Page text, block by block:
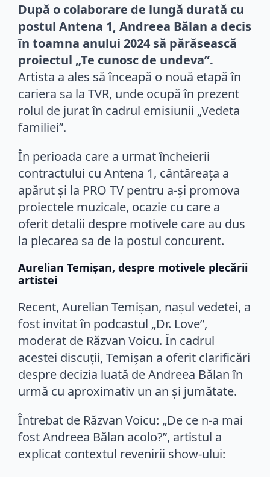
După o colaborare de lungă durată cu
postul Antena 1, Andreea Bălan a decis
în toamna anului 2024 să părăsească
proiectul „Te cunosc de undeva”.
Artista a ales să înceapă o nouă etapă în
cariera sa la TVR, unde ocupă în prezent
rolul de jurat în cadrul emisiunii „Vedeta
familiei”.
În perioada care a urmat încheierii
contractului cu Antena 1, cântăreața a
apărut și la PRO TV pentru a-și promova
proiectele muzicale, ocazie cu care a
oferit detalii despre motivele care au dus
la plecarea sa de la postul concurent.
Aurelian Temișan, despre motivele plecării
artistei
Recent, Aurelian Temișan, nașul vedetei, a
fost invitat în podcastul „Dr. Love”,
moderat de Răzvan Voicu. În cadrul
acestei discuții, Temișan a oferit clarificări
despre decizia luată de Andreea Bălan în
urmă cu aproximativ un an și jumătate.
Întrebat de Răzvan Voicu: „De ce n-a mai
fost Andreea Bălan acolo?”, artistul a
explicat contextul revenirii show-ului: